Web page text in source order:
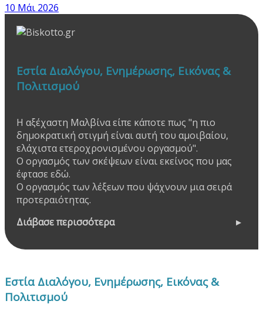
10 Μάι 2026
Εστία Διαλόγου, Ενημέρωσης, Εικόνας &
Πολιτισμού
Η αξέχαστη Μαλβίνα είπε κάποτε πως "η πιο
δημοκρατική στιγμή είναι αυτή του αμοιβαίου,
ελάχιστα ετεροχρονισμένου οργασμού".
Ο οργασμός των σκέψεων είναι εκείνος που μας
έφτασε εδώ.
Ο οργασμός των λέξεων που ψάχνουν μια σειρά
προτεραιότητας.
Διάβασε περισσότερα
Εστία Διαλόγου, Ενημέρωσης, Εικόνας &
Πολιτισμού